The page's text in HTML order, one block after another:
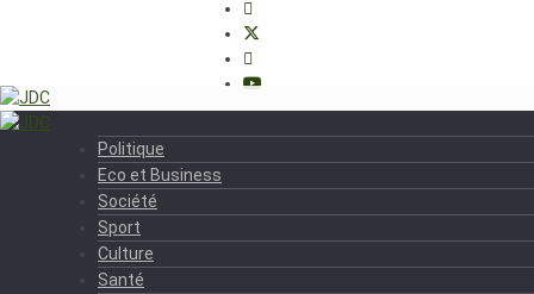
Politique
Eco et Business
Société
Sport
Culture
Santé